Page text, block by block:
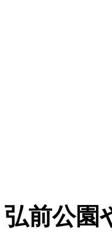
弘前公園